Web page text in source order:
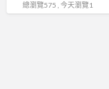
總瀏覽575 , 今天瀏覽1